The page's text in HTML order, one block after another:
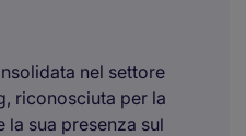
nel settore
riconosciuta per la
sua presenza sul